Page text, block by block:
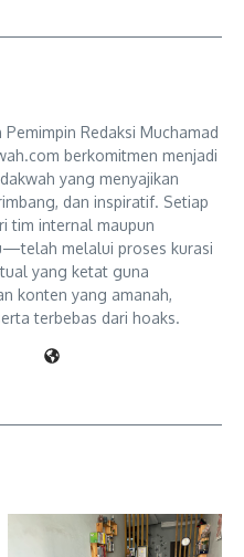
Pemimpin Redaksi Muchamad
berkomitmen menjadi
yang menyajikan
dan inspiratif. Setiap
tim internal maupun
melalui proses kurasi
yang ketat guna
konten yang amanah,
terbebas dari hoaks.